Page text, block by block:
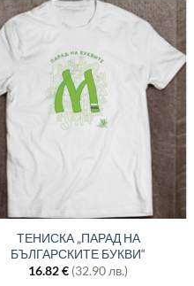
ТЕНИСКА „ПАРАД НА
БЪЛГАРСКИТЕ БУКВИ“
16.82€ (32.90 лв.)